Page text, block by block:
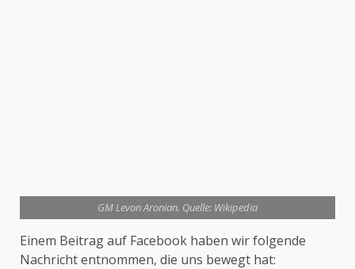
GM Levon Aronian. Quelle: Wikipedia
Einem Beitrag auf Facebook haben wir folgende
Nachricht entnommen, die uns bewegt hat: